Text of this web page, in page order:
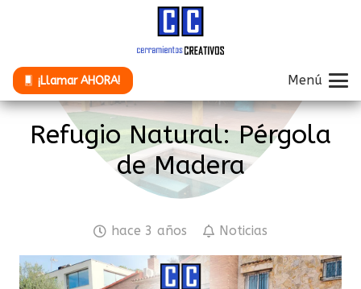
¡Llamar AHORA! Menú
Refugio Natural: Pérgola
de Madera
hace 3 años Noticias